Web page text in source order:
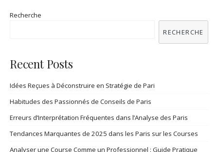
Recherche
RECHERCHE
Recent Posts
Idées Reçues à Déconstruire en Stratégie de Pari
Habitudes des Passionnés de Conseils de Paris
Erreurs d’Interprétation Fréquentes dans l’Analyse des Paris
Tendances Marquantes de 2025 dans les Paris sur les Courses
Analyser une Course Comme un Professionnel : Guide Pratique